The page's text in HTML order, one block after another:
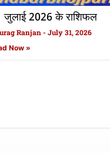
जुलाई 2026 के राशिफल
Ranjan July 31, 2026
Now »